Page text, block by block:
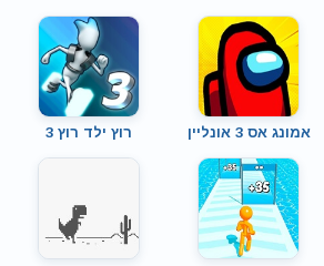
אמונג אס 3 אונליין רוץ ילד רוץ 3